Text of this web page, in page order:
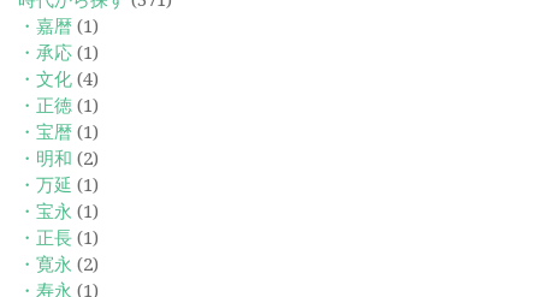
・嘉暦 (1)
・承応 (1)
・文化 (4)
・正徳 (1)
・宝暦 (1)
・明和 (2)
・万延 (1)
・宝永 (1)
・正長 (1)
・寛永 (2)
・寿永 (1)